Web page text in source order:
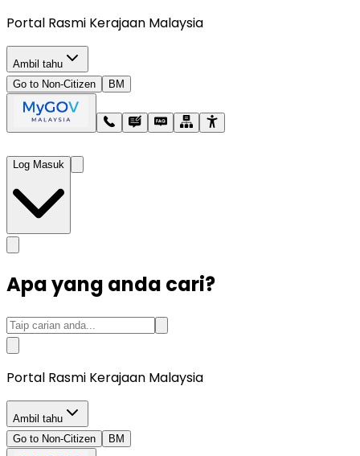
Portal Rasmi Kerajaan Malaysia
Ambil tahu
Go to Non-Citizen
BM
Log Masuk
Apa yang anda cari?
Portal Rasmi Kerajaan Malaysia
Ambil tahu
Go to Non-Citizen
BM